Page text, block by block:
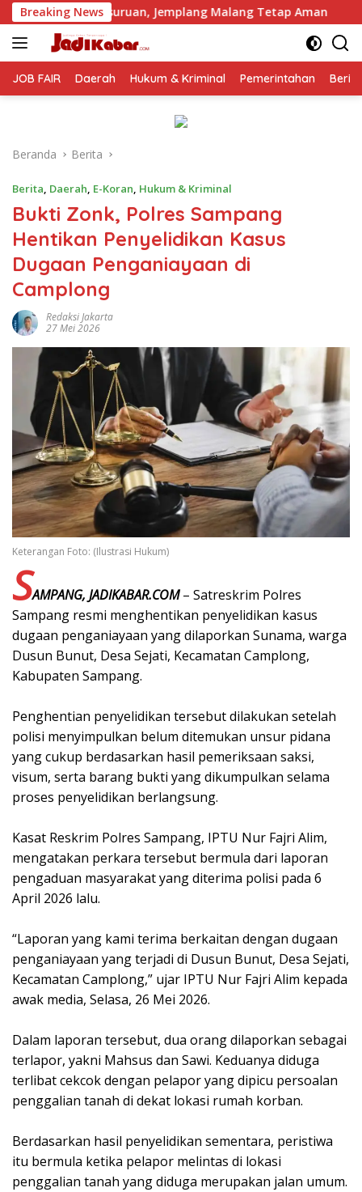
Langsung
ke
konten
Breaking News
Jemplang Malang Tetap Aman realme 16 Series
JOB FAIR Daerah Hukum & Kriminal Pemerintahan
Beranda Berita
Berita, Daerah, E-Koran, Hukum & Kriminal
Bukti Zonk, Polres Sampang
Hentikan Penyelidikan Kasus
Dugaan Penganiayaan di
Camplong
Redaksi Jakarta
27 Mei 2026
Keterangan Foto: (Ilustrasi Hukum)
SAMPANG, JADIKABAR.COM– Satreskrim Polres
Sampang resmi menghentikan penyelidikan kasus
dugaan penganiayaan yang dilaporkan Sunama, warga
Dusun Bunut, Desa Sejati, Kecamatan Camplong,
Kabupaten Sampang.
‎Penghentian penyelidikan tersebut dilakukan setelah
polisi menyimpulkan belum ditemukan unsur pidana
yang cukup berdasarkan hasil pemeriksaan saksi,
visum, serta barang bukti yang dikumpulkan selama
proses penyelidikan berlangsung.
‎Kasat Reskrim Polres Sampang, IPTU Nur Fajri Alim,
mengatakan perkara tersebut bermula dari laporan
pengaduan masyarakat yang diterima polisi pada 6
April 2026 lalu.
‎“Laporan yang kami terima berkaitan dengan dugaan
penganiayaan yang terjadi di Dusun Bunut, Desa Sejati,
Kecamatan Camplong,” ujar IPTU Nur Fajri Alim kepada
awak media, Selasa, 26 Mei 2026.
‎Dalam laporan tersebut, dua orang dilaporkan sebagai
terlapor, yakni Mahsus dan Sawi. Keduanya diduga
terlibat cekcok dengan pelapor yang dipicu persoalan
penggalian tanah di dekat lokasi rumah korban.
‎Berdasarkan hasil penyelidikan sementara, peristiwa
itu bermula ketika pelapor melintas di lokasi
penggalian tanah yang diduga merupakan jalan umum.